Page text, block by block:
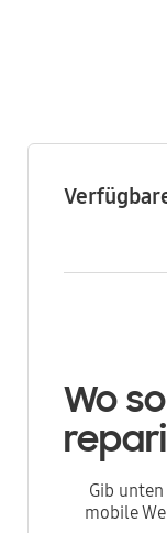
Wo
Gib
mobile